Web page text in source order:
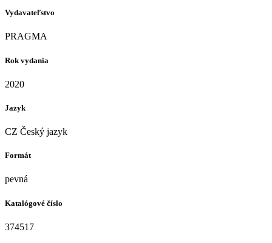
Vydavateľstvo
PRAGMA
Rok vydania
2020
Jazyk
CZ Český jazyk
Formát
pevná
Katalógové číslo
374517